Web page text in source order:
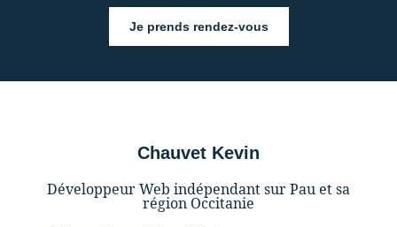
Je prends rendez-vous
Chauvet Kevin
Développeur Web indépendant sur Pau et sa
région Occitanie